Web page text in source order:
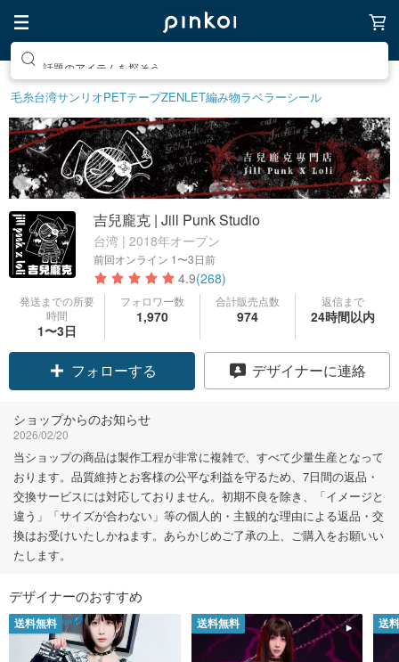
話題のアイテムを探そう
毛糸台湾サンリオPETテープZENLET編み物ラベラーシール
吉兒龐克 | Jill Punk Studio
台湾 | 2018年オープン
前回オンライン 1〜3日前
4.9(268)
発送までの所要
時間
1〜3日
フォロワー数
1,970
合計販売点数
974
返信まで
24時間以内
フォローする デザイナーに連絡
ショップからのお知らせ
2026/02/20
当ショップの商品は製作工程が非常に複雑で、すべて少量生産となって
おります。品質維持とお客様の公平な利益を守るため、7日間の返品・
交換サービスには対応しておりません。初期不良を除き、「イメージと
違う」「サイズが合わない」等の個人的・主観的な理由による返品・交
換はお受けいたしかねます。あらかじめご了承の上、ご購入をお願いい
たします。
デザイナーのおすすめ
送料無料 送料無料 送